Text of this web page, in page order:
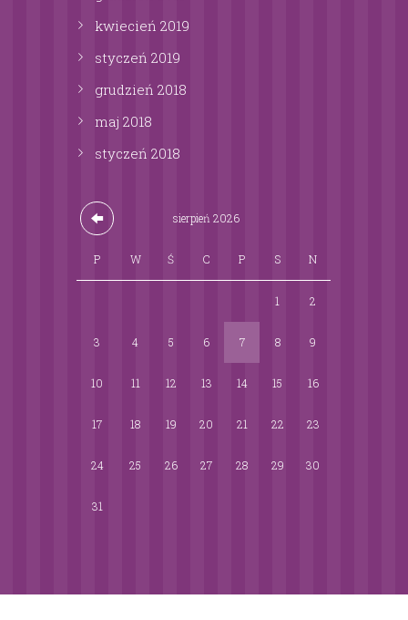
kwiecień 2019
styczeń 2019
grudzień 2018
maj 2018
styczeń 2018
sierpień 2026
P W Ś C P S N
1 2
3 4 5 6 7 8 9
10 11 12 13 14 15 16
17 18 19 20 21 22 23
24 25 26 27 28 29 30
31